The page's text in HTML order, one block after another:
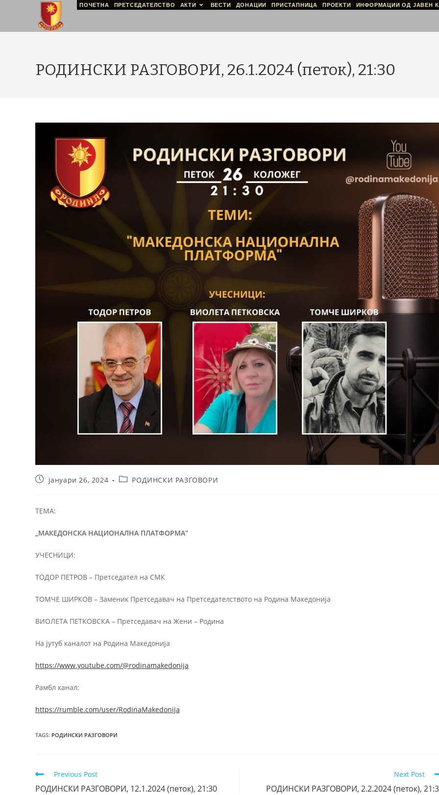
ПОЧЕТНА ПРЕТСЕДАТЕЛСТВО АКТИ ВЕСТИ ДОНАЦИИ ПРИСТАПНИЦА ПРОЕКТИ ИНФОРМАЦИИ ОД ЈАВЕН
РОДИНСКИ РАЗГОВОРИ, 26.1.2024 (петок), 21:30
јануари 26, 2024 РОДИНСКИ РАЗГОВОРИ
ТЕМА:
„МАКЕДОНСКА НАЦИОНАЛНА ПЛАТФОРМА”
УЧЕСНИЦИ:
ТОДОР ПЕТРОВ – Претседател на СМК
ТОМЧЕ ШИРКОВ – Заменик Претседавач на Претседателството на Родина Македонија
ВИОЛЕТА ПЕТКОВСКА – Претседавач на Жени – Родина
На јутуб каналот на Родина Македонија
https://www.youtube.com/@rodinamakedonija
Рамбл канал:
https://rumble.com/user/RodinaMakedonija
TAGS: РОДИНСКИ РАЗГОВОРИ
Previous Post
РОДИНСКИ РАЗГОВОРИ, 12.1.2024 (петок), 21:30
Next Post
РОДИНСКИ РАЗГОВОРИ, 2.2.2024 (петок),